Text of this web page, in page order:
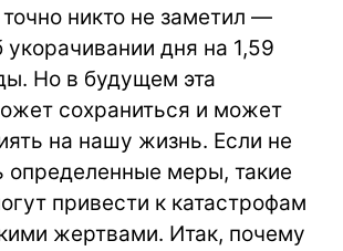
никто не заметил —
укорачивании дня на 1,59
Но в будущем эта
сохраниться и может
на нашу жизнь. Если не
определенные меры, такие
привести к катастрофам
жертвами. Итак, почему